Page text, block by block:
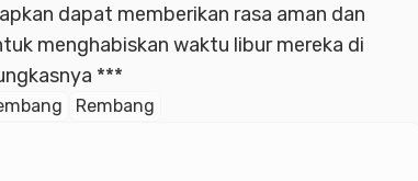
dapat memberikan rasa aman dan
menghabiskan waktu libur mereka di
***
Rembang